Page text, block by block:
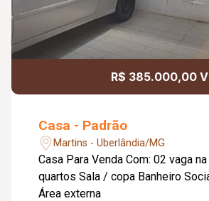
R$ 385.000,00 V
Casa - Padrão
Martins - Uberlândia/MG
Casa Para Venda Com: 02 vaga na garagem 03
quartos Sala / copa Banheiro Social Cozinha
Área externa